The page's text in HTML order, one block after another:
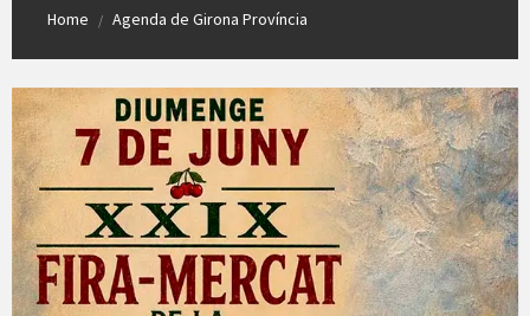
Home / Agenda de Girona Província